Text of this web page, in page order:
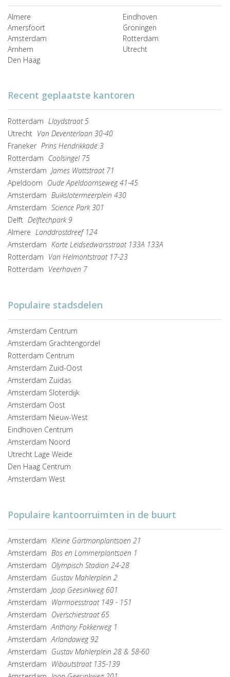
Almere
Amersfoort
Amsterdam
Arnhem
Den Haag
Eindhoven
Groningen
Rotterdam
Utrecht
Recent geplaatste kantoren
Rotterdam Lloydstraat 5
Utrecht Van Deventerlaan 30-40
Franeker Prins Hendrikkade 3
Rotterdam Coolsingel 75
Amsterdam James Wattstraat 71
Apeldoorn Oude Apeldoornseweg 41-45
Amsterdam Buikslotermeerplein 430
Amsterdam Science Park 301
Delft Delftechpark 9
Almere Landdrostdreef 124
Amsterdam Korte Leidsedwarsstraat 133A 133A
Rotterdam Van Helmontstraat 17-23
Rotterdam Veerhaven 7
Populaire stadsdelen
Amsterdam Centrum
Amsterdam Grachtengordel
Rotterdam Centrum
Amsterdam Zuid-Oost
Amsterdam Zuidas
Amsterdam Sloterdijk
Amsterdam Oost
Amsterdam Nieuw-West
Eindhoven Centrum
Amsterdam Noord
Utrecht Lage Weide
Den Haag Centrum
Amsterdam West
Populaire kantoorruimten in de buurt
Amsterdam Kleine Gartmanplantsoen 21
Amsterdam Bos en Lommerplantsoen 1
Amsterdam Olympisch Stadion 24-28
Amsterdam Gustav Mahlerplein 2
Amsterdam Joop Geesinkweg 601
Amsterdam Warmoesstraat 149 - 151
Amsterdam Overschiestraat 65
Amsterdam Anthony Fokkerweg 1
Amsterdam Arlandaweg 92
Amsterdam Gustav Mahlerplein 28 & 58-60
Amsterdam Wibautstraat 135-139